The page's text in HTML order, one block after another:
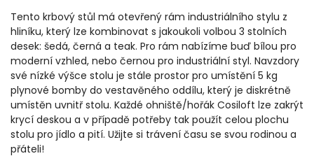
Tento krbový stůl má otevřený rám industriálního stylu z
hliníku, který lze kombinovat s jakoukoli volbou 3 stolních
desek: šedá, černá a teak. Pro rám nabízíme buď bílou pro
moderní vzhled, nebo černou pro industriální styl. Navzdory
své nízké výšce stolu je stále prostor pro umístění 5 kg
plynové bomby do vestavěného oddílu, který je diskrétně
umístěn uvnitř stolu. Každé ohniště/hořák Cosiloft lze zakrýt
krycí deskou a v případě potřeby tak použít celou plochu
stolu pro jídlo a pití. Užijte si trávení času se svou rodinou a
přáteli!